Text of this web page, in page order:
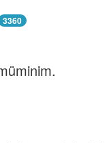
3360